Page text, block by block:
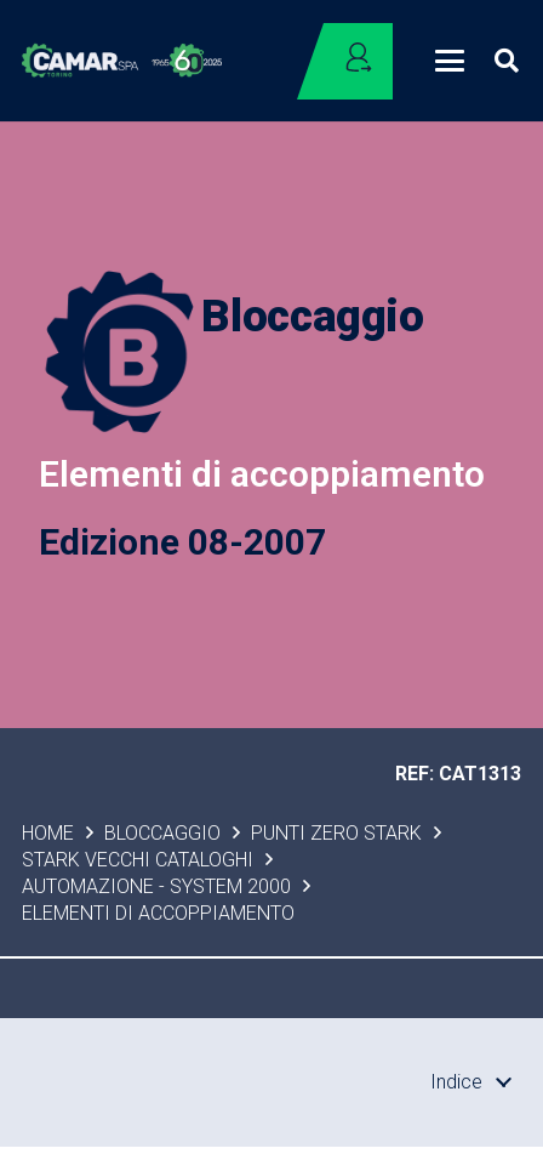
Bloccaggio
Elementi di accoppiamento
Edizione 08-2007
HOME BLOCCAGGIO
PUNTI ZERO STARK
STARK VECCHI CATALOGHI
AUTOMAZIONE - SYSTEM 2000
ELEMENTI DI ACCOPPIAMENTO
REF: CAT1313
Indice